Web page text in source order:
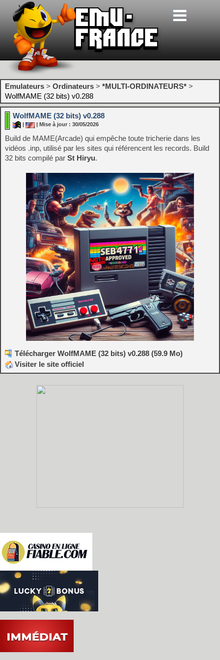
Emulateurs > Ordinateurs > *MULTI-ORDINATEURS* >
WolfMAME (32 bits) v0.288
WolfMAME (32 bits) v0.288
| Mise à jour : 30/05/2026
Build de MAME(Arcade) qui empêche toute tricherie dans les
vidéos .inp, utilisé par les sites qui référencent les records. Build
32 bits compilé par St Hiryu.
Télécharger WolfMAME (32 bits) v0.288 (59.9 Mo)
Visiter le site officiel